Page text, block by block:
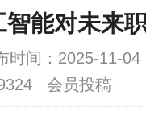
能对未来
时间：2025-11-
会员投稿